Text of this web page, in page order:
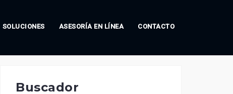
SOLUCIONES ASESORÍA EN LÍNEA CONTACTO
Buscador